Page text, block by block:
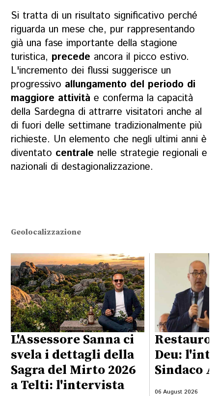
Si tratta di un risultato significativo perché
riguarda un mese che, pur rappresentando
già una fase importante della stagione
turistica, precede ancora il picco estivo.
L'incremento dei flussi suggerisce un
progressivo allungamento del periodo di
maggiore attivitàe conferma la capacità
della Sardegna di attrarre visitatori anche al
di fuori delle settimane tradizionalmente più
richieste. Un elemento che negli ultimi anni è
diventato centrale nelle strategie regionali e
nazionali di destagionalizzazione.
Geolocalizzazione
L'Assessore Sanna ci
svela i dettagli della
Sagra del Mirto 2026
a Telti: l'intervista
Restauro
Deu:
Sindaco
06 August 2026